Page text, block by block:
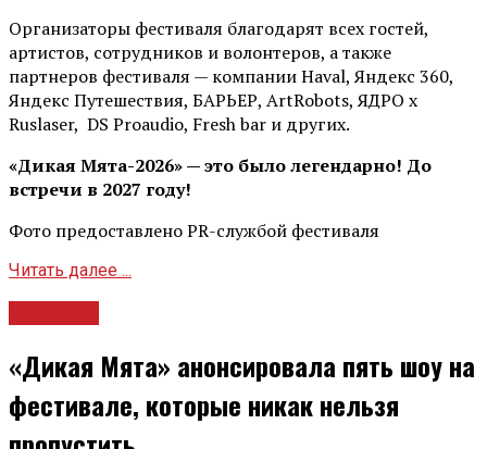
Организаторы фестиваля благодарят всех гостей,
артистов, сотрудников и волонтеров, а также
партнеров фестиваля — компании Haval, Яндекс 360,
Яндекс Путешествия, БАРЬЕР, ArtRobots, ЯДРО х
Ruslaser, DS Proaudio, Fresh bar и других.
«Дикая Мята-2026» — это было легендарно! До
встречи в 2027 году!
Фото предоставлено PR-службой фестиваля
Читать далее ...
«Дикая Мята» анонсировала пять шоу на
фестивале, которые никак нельзя